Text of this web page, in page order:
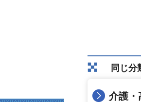
同じ分
介護・